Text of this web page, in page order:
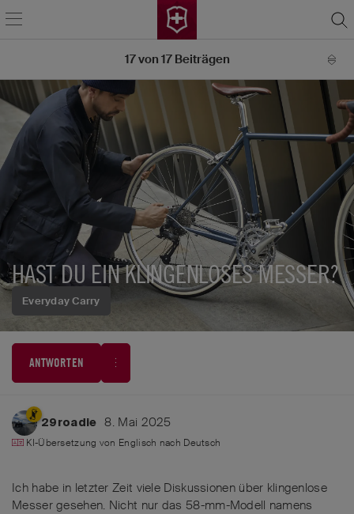
Everyday Carry
HAST DU EIN KLINGENLOSES MESSER?
ANTWORTEN
17von 17Beiträgen
29roadie 8. Mai 2025
KI-Übersetzung von Englisch nach Deutsch
Ich habe in letzter Zeit viele Diskussionen über klingenlose
Messer gesehen. Nicht nur das 58-mm-Modell namens